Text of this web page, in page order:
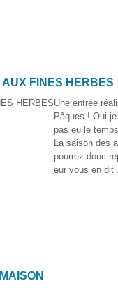
FINES HERBES
Une entrée
Pâques ! Oui
pas eu le
La saison des
pourrez donc
eur vous en dit